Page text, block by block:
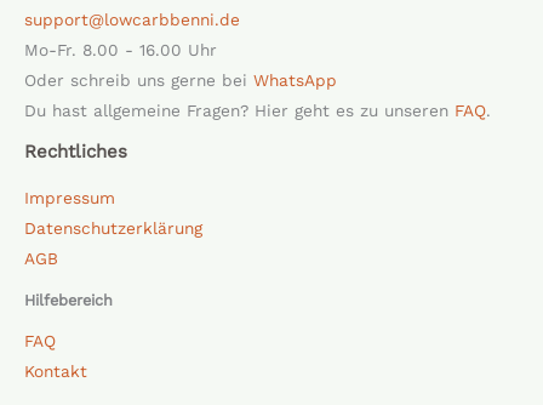
support@lowcarbbenni.de
Mo-Fr. 8.00 - 16.00 Uhr
Oder schreib uns gerne bei WhatsApp
Du hast allgemeine Fragen? Hier geht es zu unseren FAQ.
Rechtliches
Impressum
Datenschutzerklärung
AGB
Hilfebereich
FAQ
Kontakt